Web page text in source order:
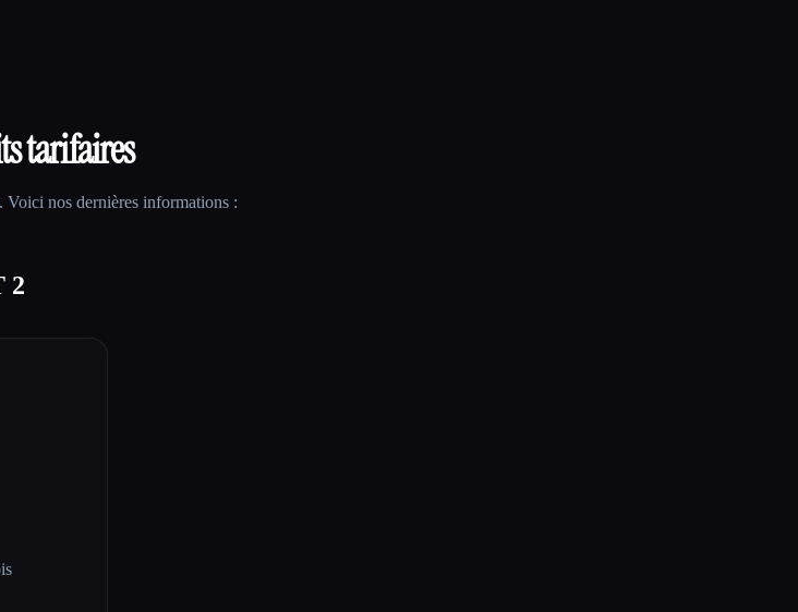
tarifaires
nos dernières informations :
2